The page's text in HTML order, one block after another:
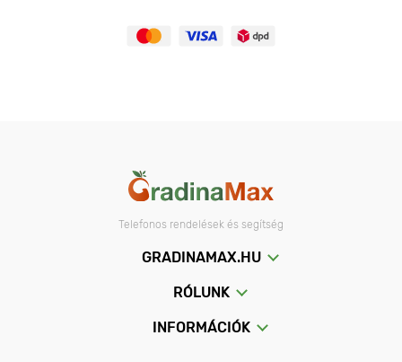
Telefonos rendelések és segítség
GRADINAMAX.HU
RÓLUNK
INFORMÁCIÓK